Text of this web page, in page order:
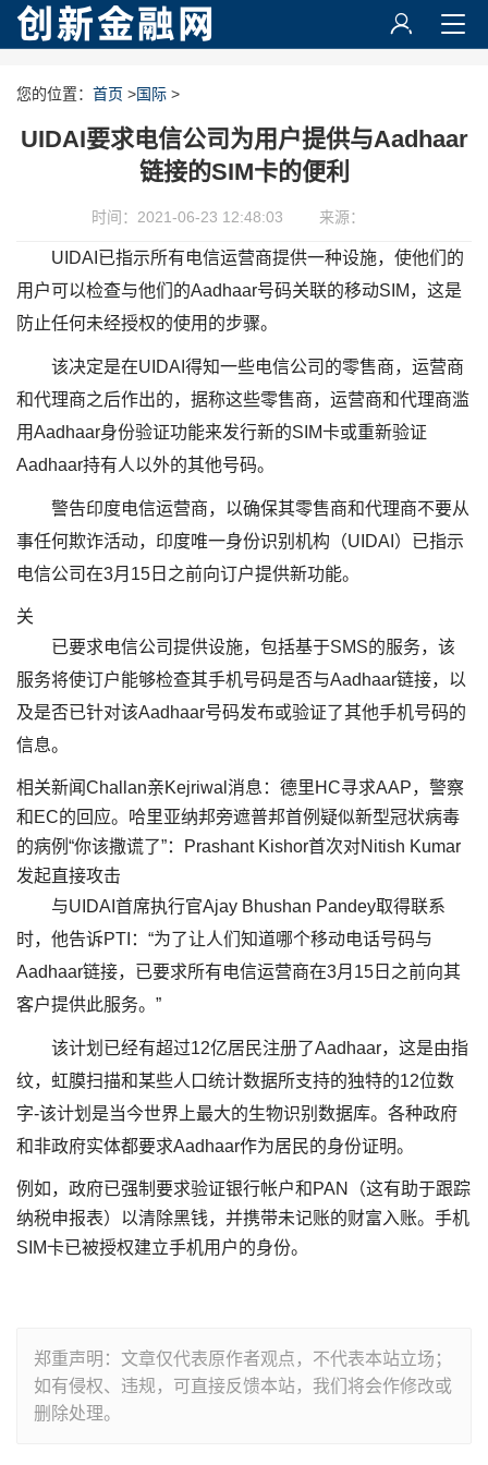
您的位置： 首页 >国际 >
UIDAI要求电信公司为用户提供与Aadhaar
链接的SIM卡的便利
时间：2021-06-23 12:48:03 来源：
UIDAI已指示所有电信运营商提供一种设施，使他们的
用户可以检查与他们的Aadhaar号码关联的移动SIM，这是
防止任何未经授权的使用的步骤。
该决定是在UIDAI得知一些电信公司的零售商，运营商
和代理商之后作出的，据称这些零售商，运营商和代理商滥
用Aadhaar身份验证功能来发行新的SIM卡或重新验证
Aadhaar持有人以外的其他号码。
警告印度电信运营商，以确保其零售商和代理商不要从
事任何欺诈活动，印度唯一身份识别机构（UIDAI）已指示
电信公司在3月15日之前向订户提供新功能。
关
已要求电信公司提供设施，包括基于SMS的服务，该
服务将使订户能够检查其手机号码是否与Aadhaar链接，以
及是否已针对该Aadhaar号码发布或验证了其他手机号码的
信息。
相关新闻Challan亲Kejriwal消息：德里HC寻求AAP，警察
和EC的回应。哈里亚纳邦旁遮普邦首例疑似新型冠状病毒
的病例“你该撒谎了”：Prashant Kishor首次对Nitish Kumar
发起直接攻击
与UIDAI首席执行官Ajay Bhushan Pandey取得联系
时，他告诉PTI：“为了让人们知道哪个移动电话号码与
Aadhaar链接，已要求所有电信运营商在3月15日之前向其
客户提供此服务。”
该计划已经有超过12亿居民注册了Aadhaar，这是由指
纹，虹膜扫描和某些人口统计数据所支持的独特的12位数
字-该计划是当今世界上最大的生物识别数据库。各种政府
和非政府实体都要求Aadhaar作为居民的身份证明。
例如，政府已强制要求验证银行帐户和PAN（这有助于跟踪
纳税申报表）以清除黑钱，并携带未记账的财富入账。手机
SIM卡已被授权建立手机用户的身份。
郑重声明：文章仅代表原作者观点，不代表本站立场；
如有侵权、违规，可直接反馈本站，我们将会作修改或
删除处理。